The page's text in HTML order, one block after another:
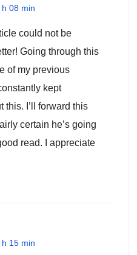
08 min
could not be
Going through this
of my previous
kept
this. I’ll forward this
certain he’s going
read. I appreciate
15 min